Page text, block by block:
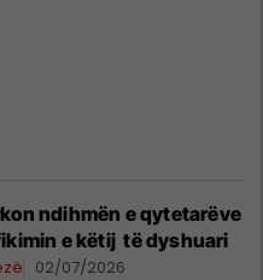
ndihmën e qytetarëve
e këtij të dyshuari
02/07/2026